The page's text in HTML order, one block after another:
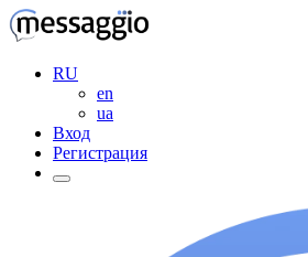
RU
en
ua
Вход
Регистрация